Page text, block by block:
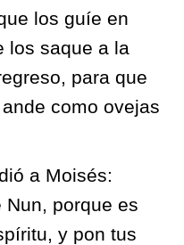
los guíe en
los saque a la
para que
como ovejas
a Moisés:
Nun, porque es
y pon tus